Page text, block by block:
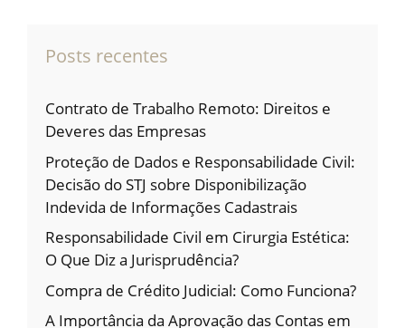
Posts recentes
Contrato de Trabalho Remoto: Direitos e
Deveres das Empresas
Proteção de Dados e Responsabilidade Civil:
Decisão do STJ sobre Disponibilização
Indevida de Informações Cadastrais
Responsabilidade Civil em Cirurgia Estética:
O Que Diz a Jurisprudência?
Compra de Crédito Judicial: Como Funciona?
A Importância da Aprovação das Contas em